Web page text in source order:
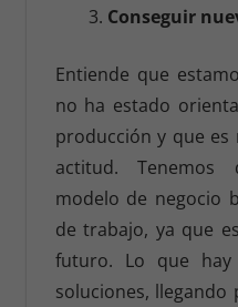
3. Conseguir
Entiende que
no ha estado
producción y que es
actitud. Tenemos
modelo de negocio
de trabajo, ya que
futuro. Lo que
soluciones,